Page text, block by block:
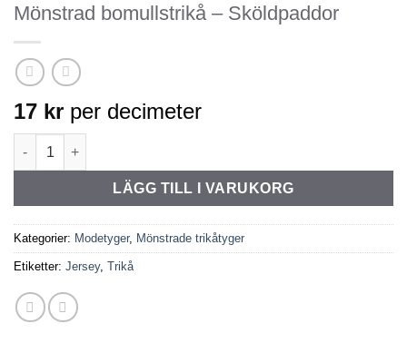
Mönstrad bomullstrikå – Sköldpaddor
17 kr per decimeter
Mönstrad bomullstrikå - Sköldpaddor mängd
LÄGG TILL I VARUKORG
Kategorier: Modetyger, Mönstrade trikåtyger
Etiketter: Jersey, Trikå